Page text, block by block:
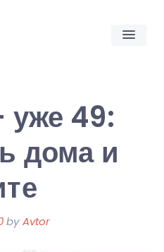
уже 49:
дома и
byAvtor